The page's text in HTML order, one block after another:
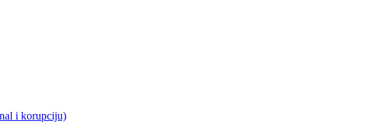
i korupciju)